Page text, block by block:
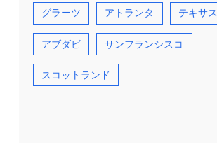
グラーツ アトランタ テキサス
アブダビ サンフランシスコ
スコットランド